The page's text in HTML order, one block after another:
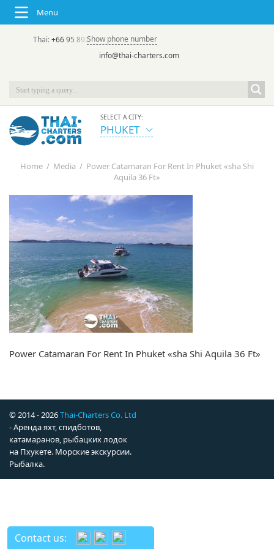
Menu
Thai:+66 95 892 7646(rus/eng) | в России:
Show phone number
info@thai-charters.com
SELECT A CITY:
PHUKET
Home / Media / Power Catamaran For Rent In Phuket «sha Shi
Aquila 36 Ft»
Power Catamaran For Rent In Phuket «sha Shi Aquila 36 Ft»
© 2014 - 2026Thai-Charters Co. Ltd
- Аренда яхт, спидботов,
катамаранов, рыбацких лодок
на Пхукете. Морские экскурсии.
Рыбалка.
Contact us: